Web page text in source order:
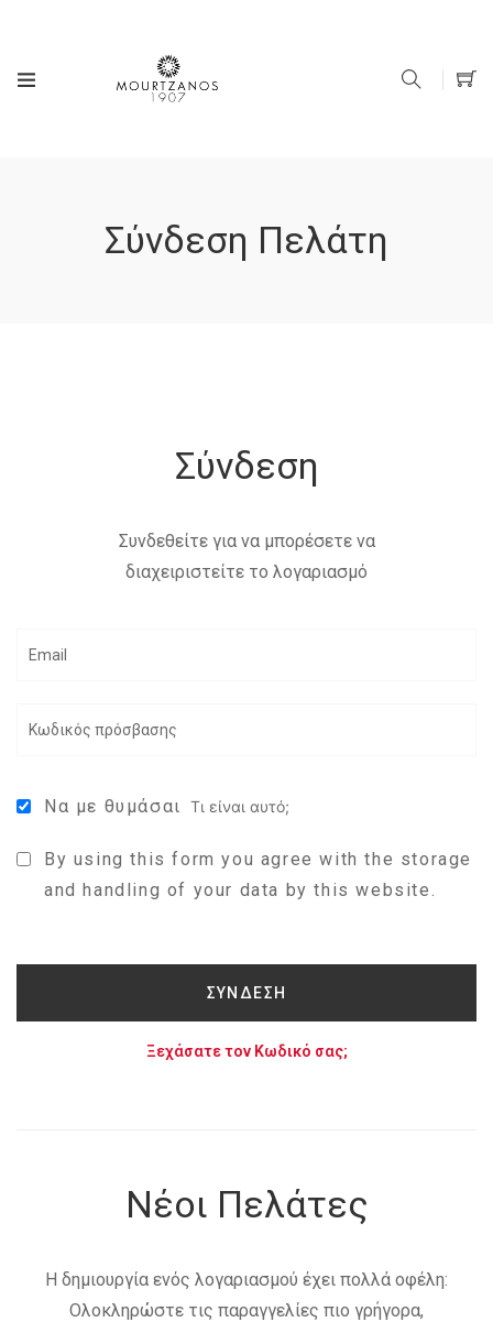
Σύνδεση Πελάτη
Σύνδεση
Συνδεθείτε για να μπορέσετε να
διαχειριστείτε το λογαριασμό
Να με θυμάσαι Τι είναι αυτό;
By using this form you agree with the storage
and handling of your data by this website.
ΣΎΝΔΕΣΗ
Ξεχάσατε τον Κωδικό σας;
Νέοι Πελάτες
Η δημιουργία ενός λογαριασμού έχει πολλά οφέλη:
Ολοκληρώστε τις παραγγελίες πιο γρήγορα,